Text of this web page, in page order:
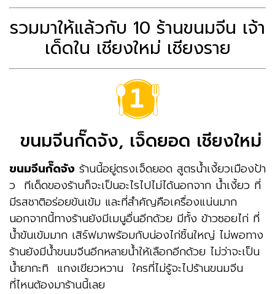
รวมมาให้แล้วกับ 10 ร้านขนมจีน เจ้า
เด็ดใน เชียงใหม่ เชียงราย
ขนมจีนกั๊ดจัง, เจ็ดยอด เชียงใหม่
ขนมจีนกั๊ดจัง ร้านนี้อยู่ตรงเจ็ดยอด สูตรน้ำเงี้ยวเมืองป้า
ว ทีเด็ดของร้านก็จะเป็นอะไรไปไม่ได้นอกจาก น้ำเงี้ยว ที่
มีรสชาติอร่อยข้นเข้ม และที่สำคัญคือเครื่องแน่นมาก
นอกจากนี้ทางร้านยังมีเมนูอื่นอีกด้วย มีทั้ง ข้าวซอยไก่ ที่
น้ำข้นเข้มมาก เสิร์ฟมาพร้อมกับน่องไก่ชิ้นใหญ่ ไม่พอทาง
ร้านยังมีน้ำขนมจีนอีกหลายน้ำให้เลือกอีกด้วย ไม่ว่าจะเป็น
น้ำยากะทิ แกงเขียวหวาน ใครที่ไม่รู้จะไปร้านขนมจีน
ที่ไหนต้องมาร้านนี้เลย